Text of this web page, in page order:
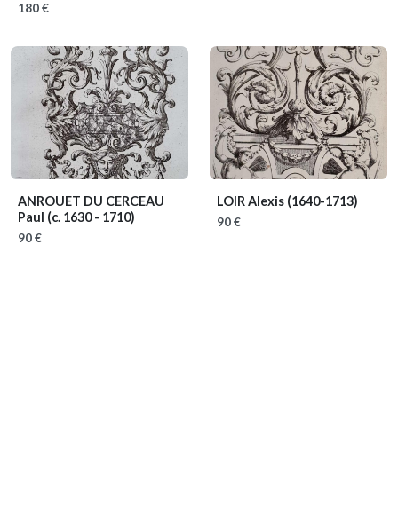
180 €
ANROUET DU CERCEAU
Paul (c. 1630 - 1710)
90 €
LOIR Alexis (1640-1713)
90 €